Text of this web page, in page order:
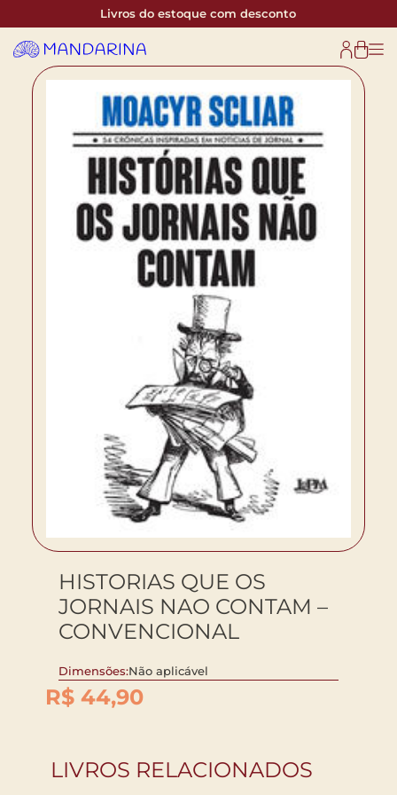
Livros do estoque com desconto
HISTORIAS QUE OS
JORNAIS NAO CONTAM –
CONVENCIONAL
Dimensões:Não aplicável
R$ 44,90
LIVROS RELACIONADOS